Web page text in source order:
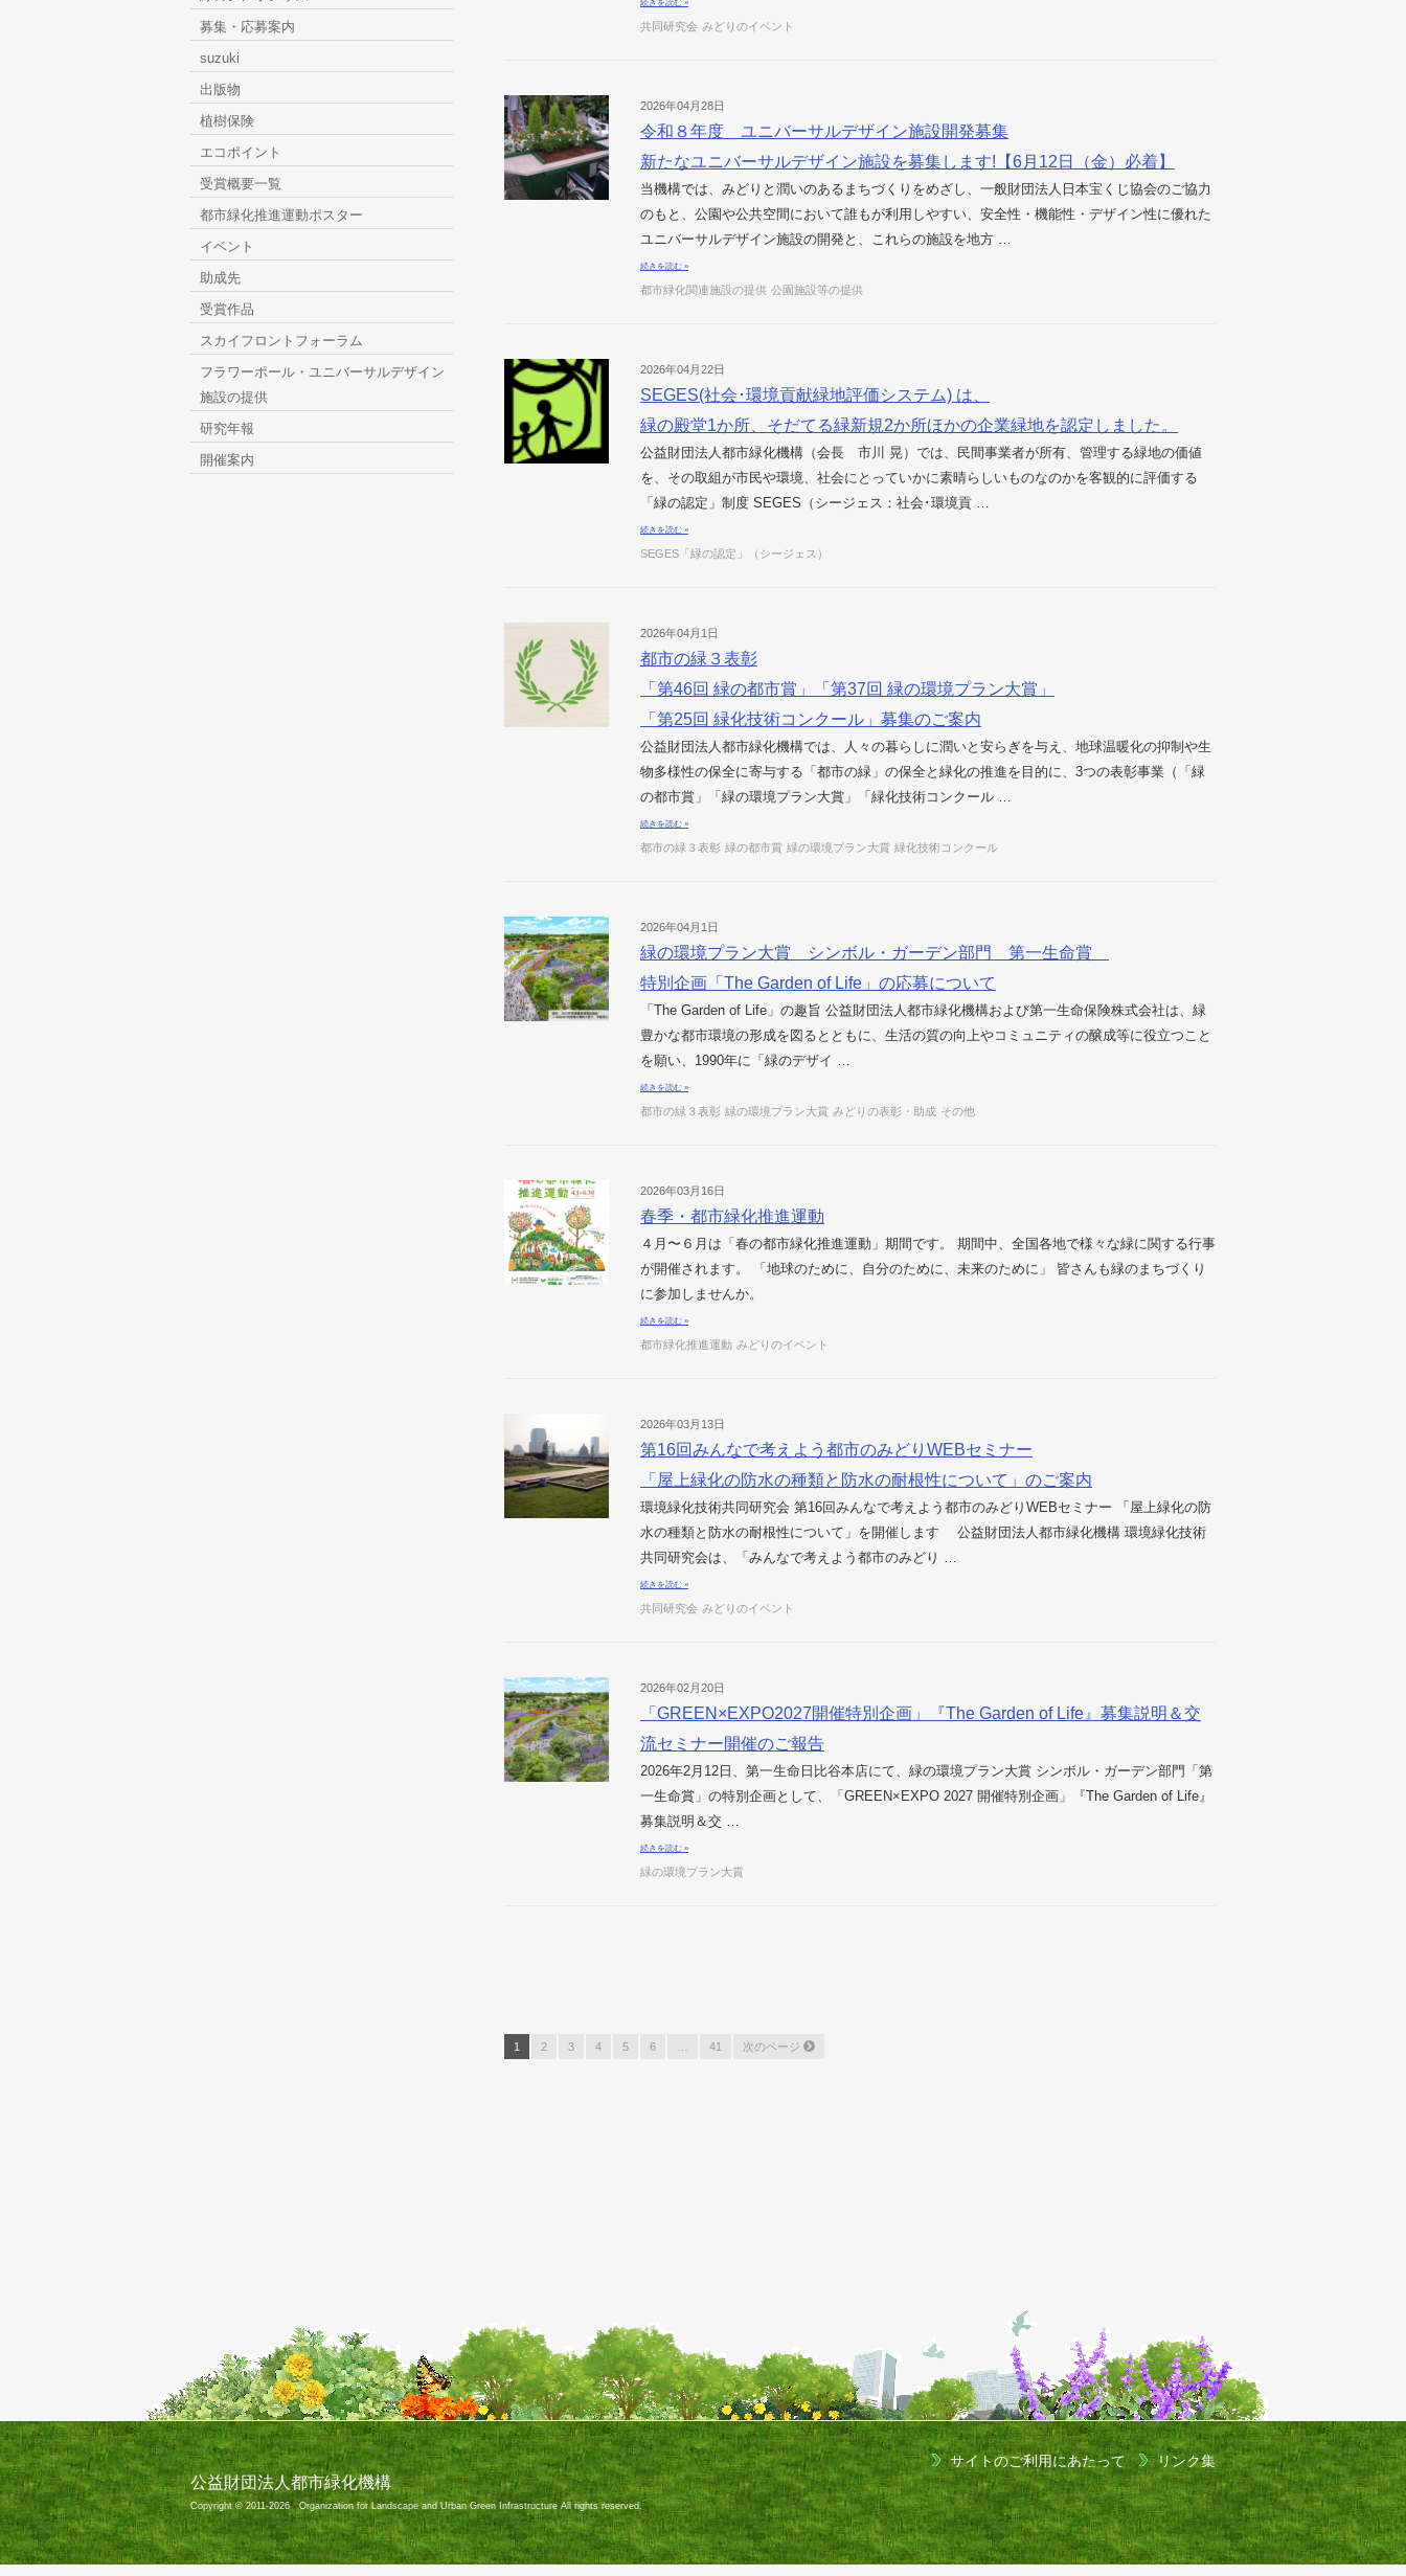
続きを読む »
共同研究会 みどりのイベント
2026年04月28日
令和８年度 ユニバーサルデザイン施設開発募集
新たなユニバーサルデザイン施設を募集します!【6月12日（金）必着】
当機構では、みどりと潤いのあるまちづくりをめざし、一般財団法人日本宝くじ協会のご協力
のもと、公園や公共空間において誰もが利用しやすい、安全性・機能性・デザイン性に優れた
ユニバーサルデザイン施設の開発と、これらの施設を地方 …
続きを読む »
都市緑化関連施設の提供 公園施設等の提供
2026年04月22日
SEGES(社会･環境貢献緑地評価システム) は、
緑の殿堂1か所、そだてる緑新規2か所ほかの企業緑地を認定しました。
公益財団法人都市緑化機構（会長 市川 晃）では、民間事業者が所有、管理する緑地の価値
を、その取組が市民や環境、社会にとっていかに素晴らしいものなのかを客観的に評価する
「緑の認定」制度 SEGES（シージェス：社会･環境貢 …
続きを読む »
SEGES「緑の認定」（シージェス）
2026年04月1日
都市の緑３表彰
「第46回 緑の都市賞」「第37回 緑の環境プラン大賞」
「第25回 緑化技術コンクール」募集のご案内
公益財団法人都市緑化機構では、人々の暮らしに潤いと安らぎを与え、地球温暖化の抑制や生
物多様性の保全に寄与する「都市の緑」の保全と緑化の推進を目的に、3つの表彰事業（「緑
の都市賞」「緑の環境プラン大賞」「緑化技術コンクール …
続きを読む »
都市の緑３表彰 緑の都市賞 緑の環境プラン大賞 緑化技術コンクール
2026年04月1日
緑の環境プラン大賞 シンボル・ガーデン部門 第一生命賞
特別企画「The Garden of Life」の応募について
「The Garden of Life」の趣旨 公益財団法人都市緑化機構および第一生命保険株式会社は、緑
豊かな都市環境の形成を図るとともに、生活の質の向上やコミュニティの醸成等に役立つこと
を願い、1990年に「緑のデザイ …
続きを読む »
都市の緑３表彰 緑の環境プラン大賞 みどりの表彰・助成 その他
2026年03月16日
春季・都市緑化推進運動
４月〜６月は「春の都市緑化推進運動」期間です。 期間中、全国各地で様々な緑に関する行事
が開催されます。 「地球のために、自分のために、未来のために」 皆さんも緑のまちづくり
に参加しませんか。
続きを読む »
都市緑化推進運動 みどりのイベント
2026年03月13日
第16回みんなで考えよう都市のみどりWEBセミナー
「屋上緑化の防水の種類と防水の耐根性について」のご案内
環境緑化技術共同研究会 第16回みんなで考えよう都市のみどりWEBセミナー 「屋上緑化の防
水の種類と防水の耐根性について」を開催します 公益財団法人都市緑化機構 環境緑化技術
共同研究会は、「みんなで考えよう都市のみどり …
続きを読む »
共同研究会 みどりのイベント
2026年02月20日
「GREEN×EXPO2027開催特別企画」『The Garden of Life』募集説明＆交
流セミナー開催のご報告
2026年2月12日、第一生命日比谷本店にて、緑の環境プラン大賞 シンボル・ガーデン部門「第
一生命賞」の特別企画として、「GREEN×EXPO 2027 開催特別企画」『The Garden of Life』
募集説明＆交 …
続きを読む »
緑の環境プラン大賞
408
件1 2 3 4 5 6 41 次のページ
募集・応募案内
suzuki
出版物
植樹保険
エコポイント
受賞概要一覧
都市緑化推進運動ポスター
イベント
助成先
受賞作品
スカイフロントフォーラム
フラワーポール・ユニバーサルデザイン
施設の提供
研究年報
開催案内
リンク集
サイトのご利用にあたって
公益財団法人都市緑化機構
Copyright © 2011-2026 Organization for Landscape and Urban Green Infrastructure All rights reserved.